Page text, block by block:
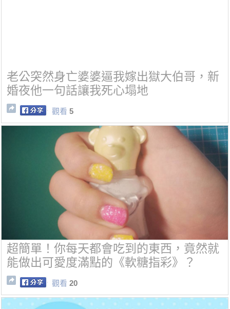
老公突然身亡婆婆逼我嫁出獄大伯哥，新
婚夜他一句話讓我死心塌地
觀看 5
超簡單！你每天都會吃到的東西，竟然就
能做出可愛度滿點的《軟糖指彩》？
觀看 20